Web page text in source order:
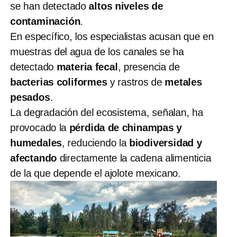
se han detectado altos niveles de
contaminación.
En específico, los especialistas acusan que en
muestras del agua de los canales se ha
detectado materia fecal , presencia de
bacterias coliformesy rastros demetales
pesados.
La degradación del ecosistema, señalan, ha
provocado la pérdida de chinampas y
humedales, reduciendo la biodiversidad y
afectando directamente la cadena alimenticia
de la que depende el ajolote mexicano.